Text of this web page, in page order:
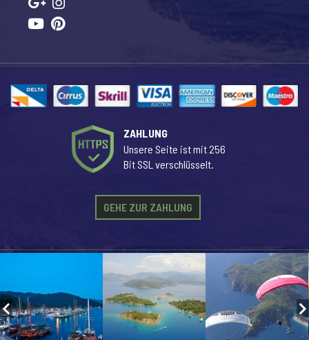
ZAHLUNG
Unsere Seite ist mit 256
Bit SSL verschlüsselt.
GEHE ZUR ZAHLUNG